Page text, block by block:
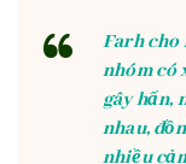
Farh cho
nhóm có
gây hấn,
nhau,
nhiều